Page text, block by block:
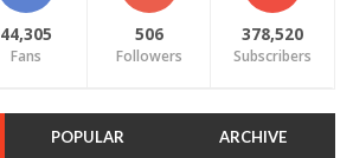
44,305
Fans
506
Followers
378,520
Subscribers
POPULAR ARCHIVE